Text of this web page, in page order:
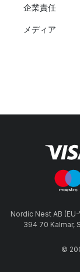
企業責任
メディア
Nordic Nest AB
394 70 Kalmar,
©